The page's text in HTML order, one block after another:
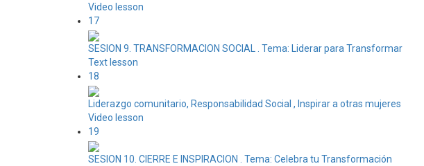
Video lesson
17
SESION 9. TRANSFORMACION SOCIAL . Tema: Liderar para Transformar
Text lesson
18
Liderazgo comunitario, Responsabilidad Social , Inspirar a otras mujeres
Video lesson
19
SESION 10. CIERRE E INSPIRACION . Tema: Celebra tu Transformación